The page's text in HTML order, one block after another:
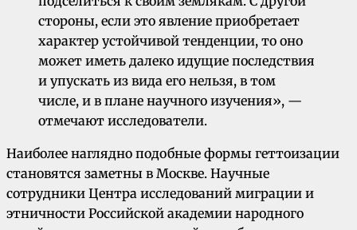
стороны, если это явление приобретает
характер устойчивой тенденции, то оно
может иметь далеко идущие последствия
и упускать из вида его нельзя, в том
числе, и в плане научного изучения», —
отмечают исследователи.
Наиболее наглядно подобные формы геттоизации
становятся заметны в Москве. Научные
сотрудники Центра исследований миграции и
этничности Российской академии народного